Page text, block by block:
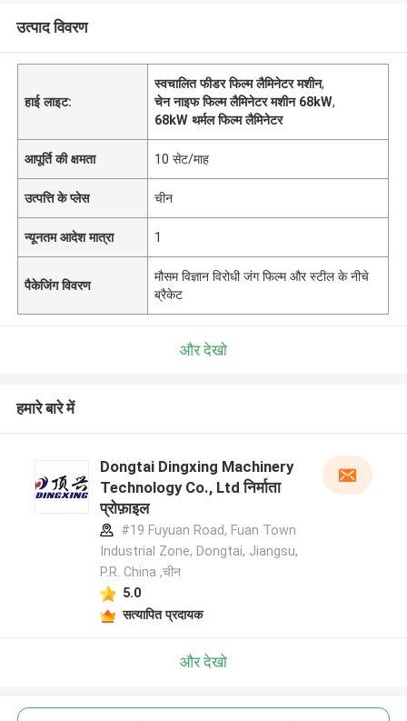
उत्पाद विवरण
हाई लाइट:
स्वचालित फीडर फिल्म लैमिनेटर मशीन,
चेन नाइफ फिल्म लैमिनेटर मशीन 68kW,
68kW थर्मल फिल्म लैमिनेटर
आपूर्ति की क्षमता 10 सेट/माह
उत्पत्ति के प्लेस चीन
न्यूनतम आदेश मात्रा 1
पैकेजिंग विवरण
मौसम विज्ञान विरोधी जंग फिल्म और स्टील के नीचे
ब्रैकेट
और देखो
हमारे बारे में
Dongtai Dingxing Machinery
Technology Co., Ltd निर्माता
प्रोफ़ाइल
#19 Fuyuan Road, Fuan Town
Industrial Zone, Dongtai, Jiangsu,
P.R. China ,चीन
5.0
सत्यापित प्रदायक
और देखो